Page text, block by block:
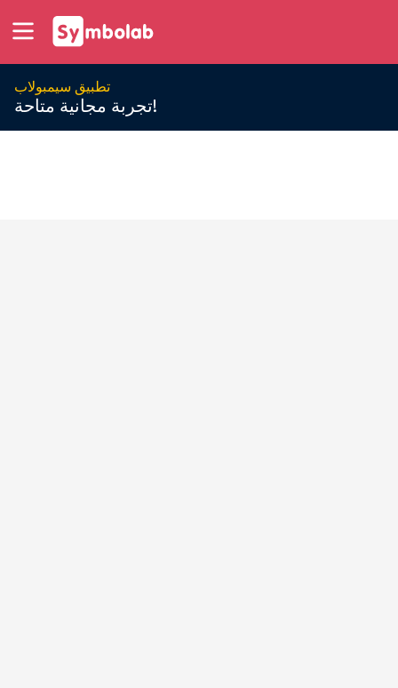
تطبيق سيمبولاب
تجربة مجانية متاحة!